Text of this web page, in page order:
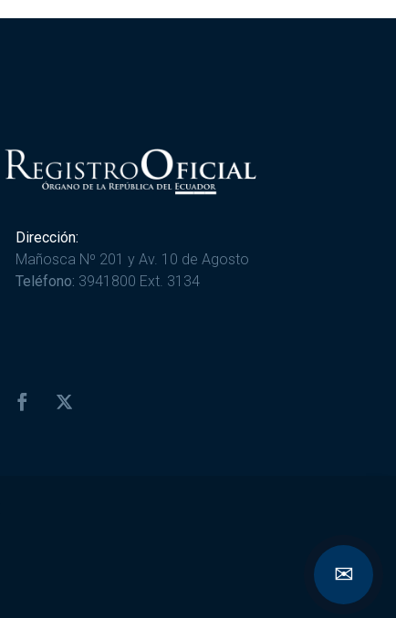
Dirección:
Mañosca Nº 201 y Av. 10 de Agosto
Teléfono: 3941800 Ext. 3134
✉